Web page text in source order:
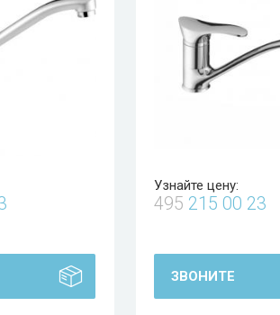
Узнайте цену:
495 215 00 23
ЗВОНИТЕ